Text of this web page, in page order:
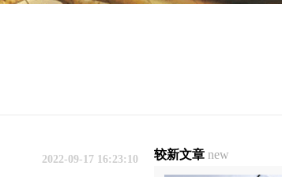
2022-09-17 16:23:10 较新文章 new